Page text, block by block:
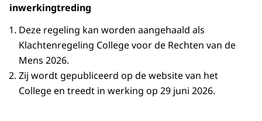
inwerkingtreding
Deze regeling kan worden aangehaald als
Klachtenregeling College voor de Rechten van de
Mens 2026.
Zij wordt gepubliceerd op de website van het
College en treedt in werking op 29 juni 2026.